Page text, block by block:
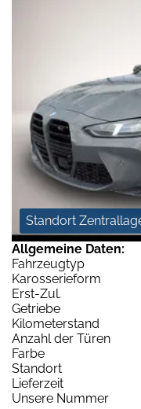
Standort
Allgemeine Daten:
Fahrzeugtyp
Karosserieform
Erst-Zul.
Getriebe
Kilometerstand
Anzahl der Türen
Farbe
Standort
Lieferzeit
Unsere Nummer